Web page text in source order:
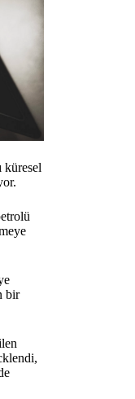
bir